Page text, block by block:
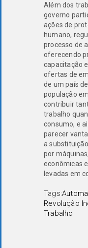
Além dos
governo
ações de
humano,
processo de
oferecendo
capacitação
ofertas de
de um país
população
contribuir
trabalho
consumo, e
parecer
a
por
econômicas
levadas em
Tags:
Revolução
Trabalho